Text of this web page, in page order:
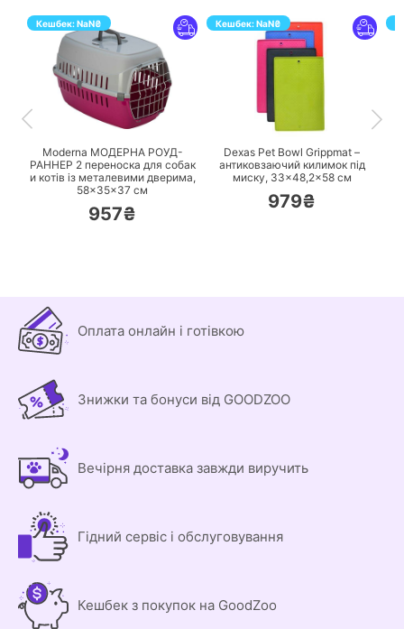
Кешбек:NaN₴
ПЕРЕЙТИ
Moderna МОДЕРНА РОУД-
РАННЕР 2 переноска для собак
и котів із металевими дверима,
58×35×37 см
957₴
Кешбек:NaN₴
ПЕРЕЙТИ
Dexas Pet Bowl Grippmat –
антиковзаючий килимок під
миску, 33×48,2×58 см
979₴
Оплата онлайн і готівкою
Знижки та бонуси від GOODZOO
Вечірня доставка завжди виручить
Гідний сервіс і обслуговування
Кешбек з покупок на GoodZoo